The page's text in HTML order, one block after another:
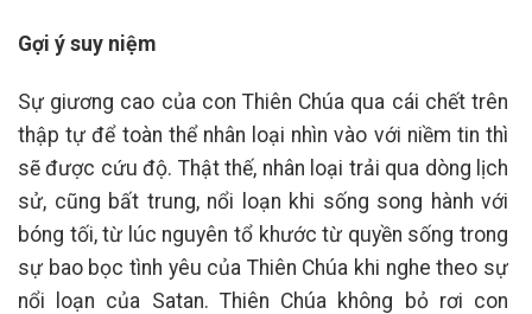
Gợi ý suy niệm
Sự giương cao của con Thiên Chúa qua cái chết trên
thập tự để toàn thể nhân loại nhìn vào với niềm tin thì
sẽ được cứu độ. Thật thế, nhân loại trải qua dòng lịch
sử, cũng bất trung, nổi loạn khi sống song hành với
bóng tối, từ lúc nguyên tổ khước từ quyền sống trong
sự bao bọc tình yêu của Thiên Chúa khi nghe theo sự
nổi loạn của Satan. Thiên Chúa không bỏ rơi con